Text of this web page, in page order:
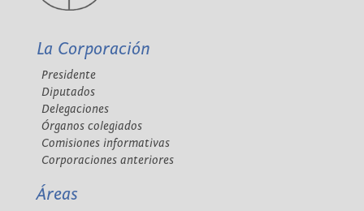
La Corporación
Presidente
Diputados
Delegaciones
Órganos colegiados
Comisiones informativas
Corporaciones anteriores
Áreas